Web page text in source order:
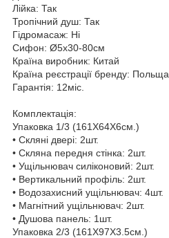
Лійка: Так
Тропічний душ: Так
Гідромасаж: Ні
Сифон: Ø5х30-80см
Країна виробник: Китай
Країна реєстрації бренду: Польща
Гарантія: 12міс.
Комплектація:
Упаковка 1/3 (161X64X6см.)
• Скляні двері: 2шт.
• Скляна передня стінка: 2шт.
• Ущільнювач силіконовий: 2шт.
• Вертикальний профіль: 2шт.
• Водозахисний ущільнювач: 4шт.
• Магнітний ущільнювач: 2шт.
• Душова панель: 1шт.
Упаковка 2/3 (161X97X3.5см.)